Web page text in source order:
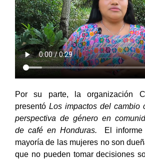
Por su parte, la organización
presentó Los impactos del cambio
perspectiva de género en
de café en Honduras.
El
mayoría de las mujeres no son
que no pueden tomar decisiones